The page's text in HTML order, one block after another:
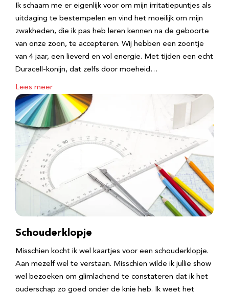
Ik schaam me er eigenlijk voor om mijn irritatiepuntjes als
uitdaging te bestempelen en vind het moeilijk om mijn
zwakheden, die ik pas heb leren kennen na de geboorte
van onze zoon, te accepteren. Wij hebben een zoontje
van 4 jaar, een lieverd en vol energie. Met tijden een echt
Duracell-konijn, dat zelfs door moeheid…
Lees meer
Schouderklopje
Misschien kocht ik wel kaartjes voor een schouderklopje.
Aan mezelf wel te verstaan. Misschien wilde ik jullie show
wel bezoeken om glimlachend te constateren dat ik het
ouderschap zo goed onder de knie heb. Ik weet het